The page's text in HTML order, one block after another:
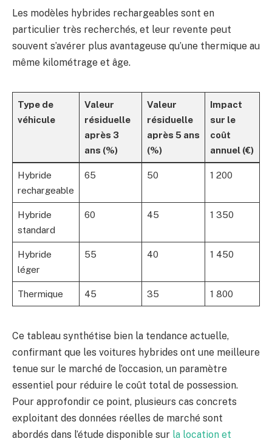
Les modèles hybrides rechargeables sont en
particulier très recherchés, et leur revente peut
souvent s’avérer plus avantageuse qu’une thermique au
même kilométrage et âge.
Type de
véhicule
Valeur
résiduelle
après 3
ans (%)
Valeur
résiduelle
après 5 ans
(%)
Impact
sur le
coût
annuel (€)
Hybride
rechargeable
65 50 1 200
Hybride
standard
60 45 1 350
Hybride
léger
55 40 1 450
Thermique 45 35 1 800
Ce tableau synthétise bien la tendance actuelle,
confirmant que les voitures hybrides ont une meilleure
tenue sur le marché de l’occasion, un paramètre
essentiel pour réduire le coût total de possession.
Pour approfondir ce point, plusieurs cas concrets
exploitant des données réelles de marché sont
abordés dans l’étude disponible sur la location et